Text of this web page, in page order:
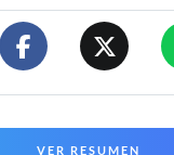
VER RESUMEN